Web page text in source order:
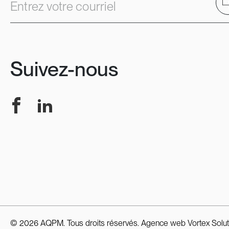
Entrez votre courriel
Suivez-nous
FacebookLinkedIn
© 2026 AQPM. Tous droits réservés. Agence web Vortex